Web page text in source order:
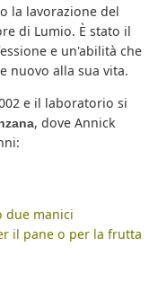
la lavorazione del
di Lumio. È stato il
e un'abilità che
nuovo alla sua vita.
e il laboratorio si
, dove Annick
due manici
il pane o per la frutta